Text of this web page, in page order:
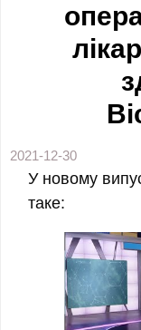
2021-12-30
У новому
таке: